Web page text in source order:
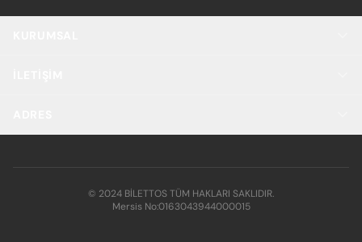
© 2024 BİLETTOS TÜM HAKLARI SAKLIDIR.
Mersis No:0163043944000015